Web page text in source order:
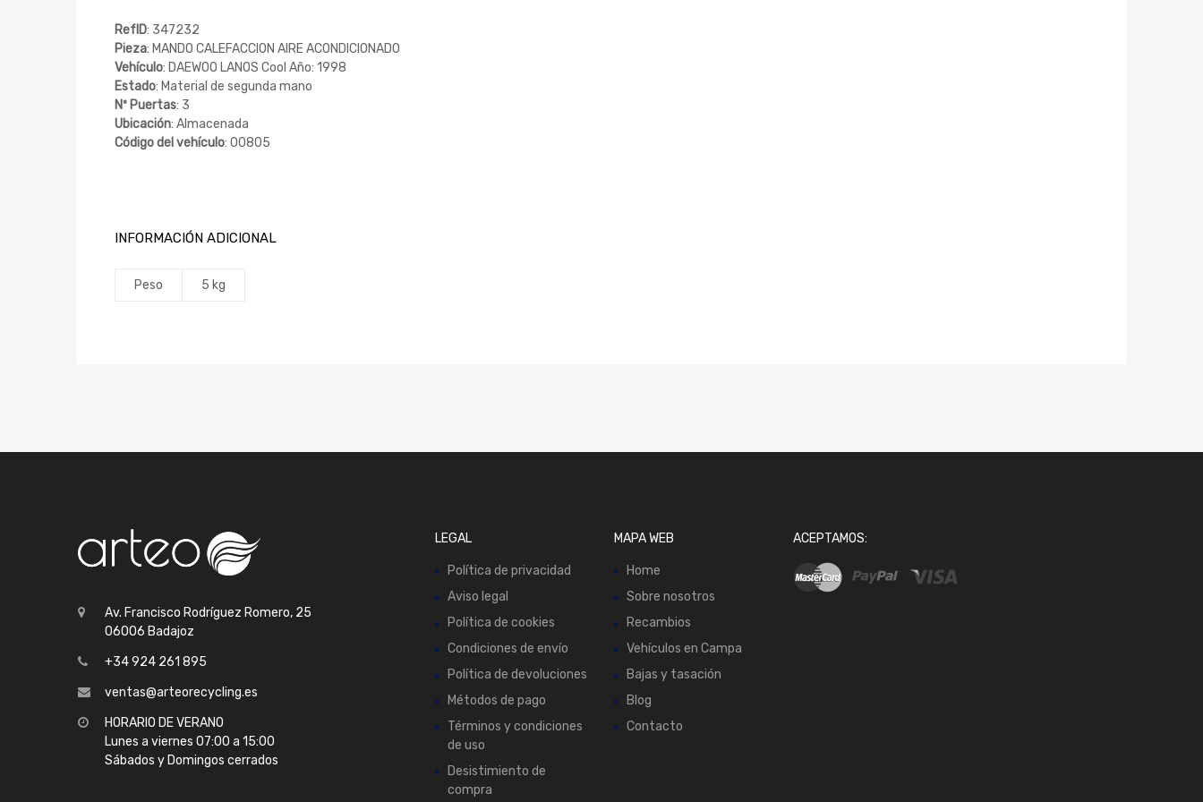
RefID: 347232
Pieza: MANDO CALEFACCION AIRE ACONDICIONADO
Vehículo: DAEWOO LANOS Cool Año: 1998
Estado: Material de segunda mano
Nº Puertas: 3
Ubicación: Almacenada
Código del vehículo: 00805
INFORMACIÓN ADICIONAL
Peso 5 kg
Av. Francisco Rodríguez Romero, 25
06006 Badajoz
+34 924 261 895
ventas@arteorecycling.es
HORARIO DE VERANO
Lunes a viernes 07:00 a 15:00
Sábados y Domingos cerrados
LEGAL
Política de privacidad
Aviso legal
Política de cookies
Condiciones de envío
Política de devoluciones
Métodos de pago
Términos y condiciones
de uso
Desistimiento de
compra
MAPA WEB
Home
Sobre nosotros
Recambios
Vehículos en Campa
Bajas y tasación
Blog
Contacto
ACEPTAMOS: